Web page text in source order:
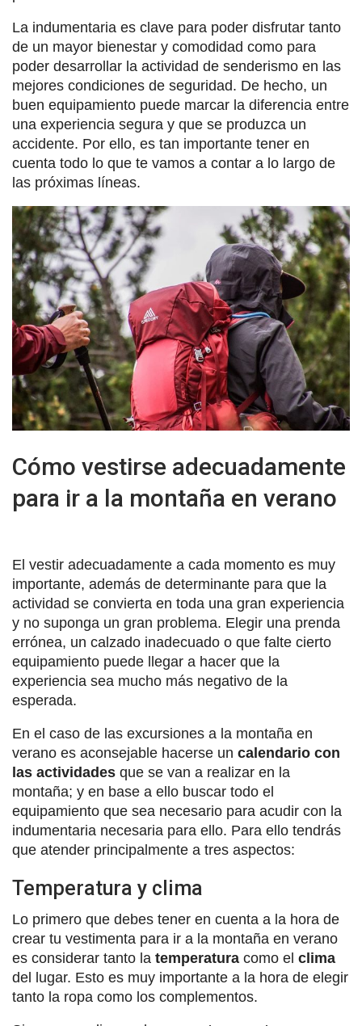
La indumentaria es clave para poder disfrutar tanto
de un mayor bienestar y comodidad como para
poder desarrollar la actividad de senderismo en las
mejores condiciones de seguridad. De hecho, un
buen equipamiento puede marcar la diferencia entre
una experiencia segura y que se produzca un
accidente. Por ello, es tan importante tener en
cuenta todo lo que te vamos a contar a lo largo de
las próximas líneas.
Cómo vestirse adecuadamente
para ir a la montaña en verano
El vestir adecuadamente a cada momento es muy
importante, además de determinante para que la
actividad se convierta en toda una gran experiencia
y no suponga un gran problema. Elegir una prenda
errónea, un calzado inadecuado o que falte cierto
equipamiento puede llegar a hacer que la
experiencia sea mucho más negativo de la
esperada.
En el caso de las excursiones a la montaña en
verano es aconsejable hacerse un calendario con
las actividades que se van a realizar en la
montaña; y en base a ello buscar todo el
equipamiento que sea necesario para acudir con la
indumentaria necesaria para ello. Para ello tendrás
que atender principalmente a tres aspectos:
Temperatura y clima
Lo primero que debes tener en cuenta a la hora de
crear tu vestimenta para ir a la montaña en verano
es considerar tanto la temperatura como el clima
del lugar. Esto es muy importante a la hora de elegir
tanto la ropa como los complementos.